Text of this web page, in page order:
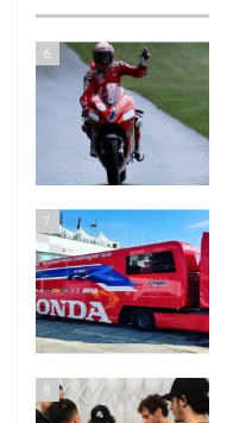
6
7
8